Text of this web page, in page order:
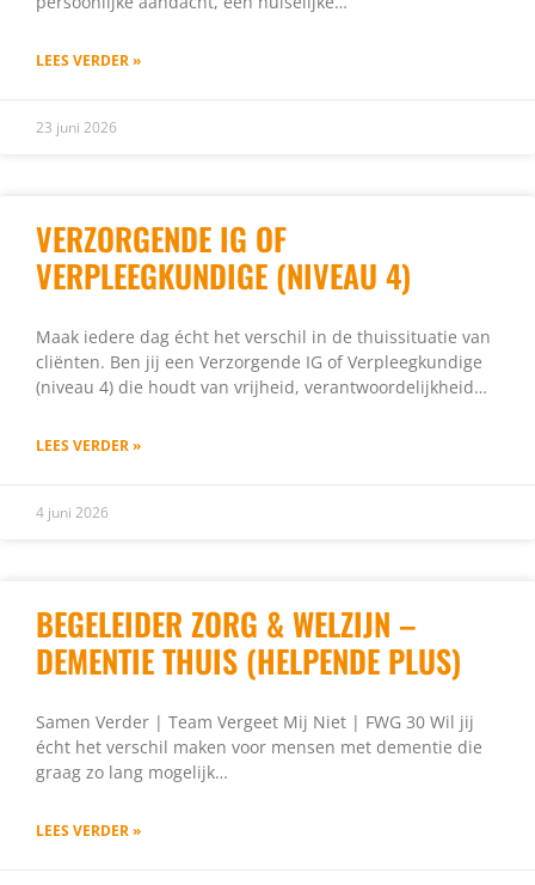
LEES VERDER »
23 juni 2026
VERZORGENDE IG OF
VERPLEEGKUNDIGE (NIVEAU 4)
Maak iedere dag écht het verschil in de thuissituatie van
cliënten. Ben jij een Verzorgende IG of Verpleegkundige
(niveau 4) die houdt van vrijheid, verantwoordelijkheid…
LEES VERDER »
4 juni 2026
BEGELEIDER ZORG & WELZIJN –
DEMENTIE THUIS (HELPENDE PLUS)
Samen Verder | Team Vergeet Mij Niet | FWG 30 Wil jij
écht het verschil maken voor mensen met dementie die
graag zo lang mogelijk…
LEES VERDER »